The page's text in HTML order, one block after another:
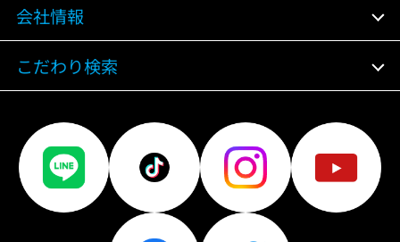
会社情報
こだわり検索